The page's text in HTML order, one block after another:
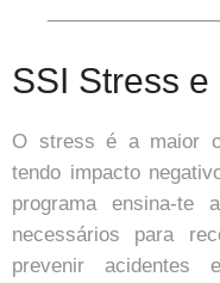
SSI Stress
O stress é a maior
tendo impacto
programa ensina-te
necessários para
prevenir acidentes